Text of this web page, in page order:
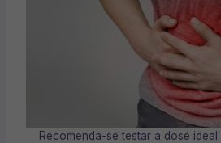
Recomenda-se testar a dose